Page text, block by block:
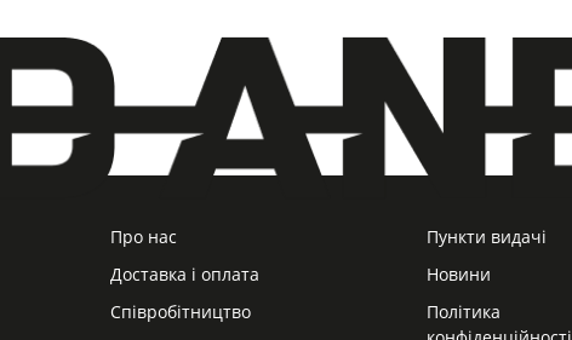
Про нас
Доставка і оплата
Співробітництво
Пункти видачі
Новини
Політика